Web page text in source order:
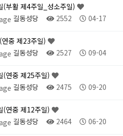
부활 제4주일_성소주일)
길동성당
2552 04-17
중 제23주일)
길동성당
2527 09-04
(연중 제25주일)
길동성당
2475 09-20
(연중 제12주일)
길동성당
2464 06-20